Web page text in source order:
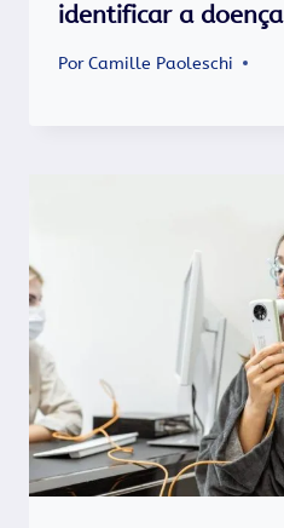
identificar a doença
PorCamille Paoleschi